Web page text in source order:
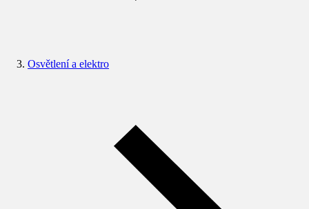
Osvětlení a elektro